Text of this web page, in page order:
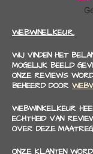
WEBWINELKEUR.
WIJ VINDEN HET
MOGELIJK BEELD
ONZE REVIEWS
BEHEERD DOOR
WEBWINKELKEUR
ECHTHEID VAN
OVER DEZE
ONZE KLANTEN